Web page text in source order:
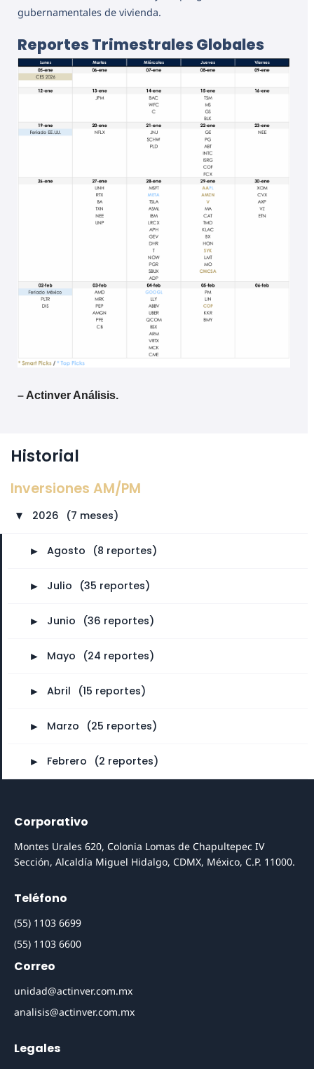
gubernamentales de vivienda.
Reportes Trimestrales Globales
– Actinver Análisis.
Historial
Inversiones AM/PM
► 2026 (7 meses)
► Agosto (8 reportes)
► Julio (35 reportes)
► Junio (36 reportes)
► Mayo (24 reportes)
► Abril (15 reportes)
► Marzo (25 reportes)
► Febrero (2 reportes)
Corporativo
Montes Urales 620, Colonia Lomas de Chapultepec IV
Sección, Alcaldía Miguel Hidalgo, CDMX, México, C.P. 11000.
Teléfono
(55) 1103 6699
(55) 1103 6600
Correo
unidad@actinver.com.mx
analisis@actinver.com.mx
Legales